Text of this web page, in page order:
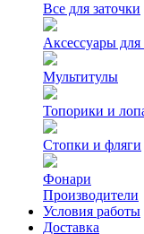
Все для заточки
Аксессуары
Мультитулы
Топорики и
Стопки и фляги
Фонари
Производители
Условия работы
Доставка